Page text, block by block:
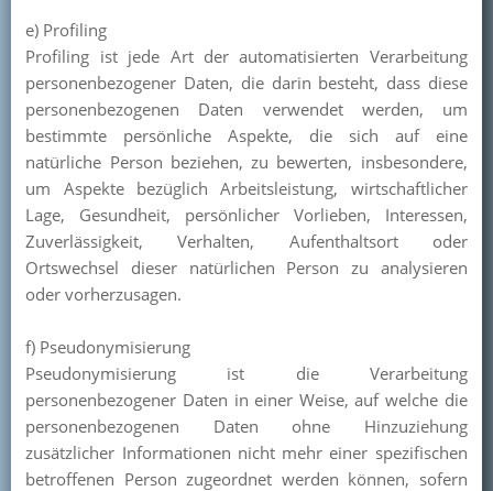
e) Profiling
Profiling ist jede Art der automatisierten Verarbeitung
personenbezogener Daten, die darin besteht, dass diese
personenbezogenen Daten verwendet werden, um
bestimmte persönliche Aspekte, die sich auf eine
natürliche Person beziehen, zu bewerten, insbesondere,
um Aspekte bezüglich Arbeitsleistung, wirtschaftlicher
Lage, Gesundheit, persönlicher Vorlieben, Interessen,
Zuverlässigkeit, Verhalten, Aufenthaltsort oder
Ortswechsel dieser natürlichen Person zu analysieren
oder vorherzusagen.
f) Pseudonymisierung
Pseudonymisierung ist die Verarbeitung
personenbezogener Daten in einer Weise, auf welche die
personenbezogenen Daten ohne Hinzuziehung
zusätzlicher Informationen nicht mehr einer spezifischen
betroffenen Person zugeordnet werden können, sofern